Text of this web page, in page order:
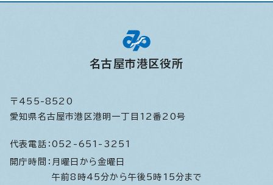
名古屋市港区役所
〒455-8520
愛知県名古屋市港区港明一丁目12番20号
代表電話： 052-651-3251
開庁時間： 月曜日から金曜日
午前8時45分から午後5時15分まで